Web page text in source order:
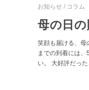
お知らせ / コラム
母の日
笑顔も届ける、母
までの到着には
い。 大好評だっ